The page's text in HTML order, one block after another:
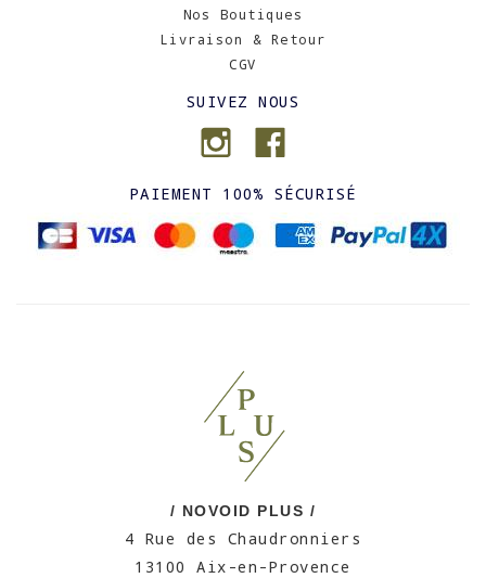
Nos Boutiques
Livraison & Retour
CGV
SUIVEZ NOUS
PAIEMENT 100% SÉCURISÉ
/ NOVOID PLUS /
4 Rue des Chaudronniers
13100 Aix-en-Provence